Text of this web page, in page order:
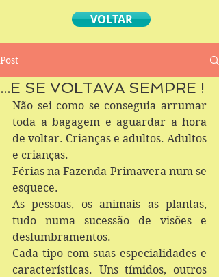
VOLTAR
Post
...E SE VOLTAVA SEMPRE !
Não sei como se conseguia arrumar
toda a bagagem e aguardar a hora
de voltar. Crianças e adultos. Adultos
e crianças.
Férias na Fazenda Primavera num se
esquece.
As pessoas, os animais as plantas,
tudo numa sucessão de visões e
deslumbramentos.
Cada tipo com suas especialidades e
características. Uns tímidos, outros